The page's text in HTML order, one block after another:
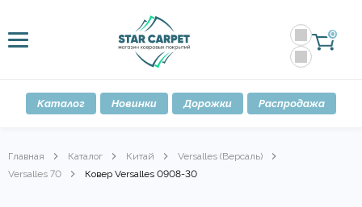
0
Каталог Новинки Дорожки Распродажа
Главная Каталог Китай
Versalles (Версаль)
Versalles 70
Ковер Versalles 0908-30